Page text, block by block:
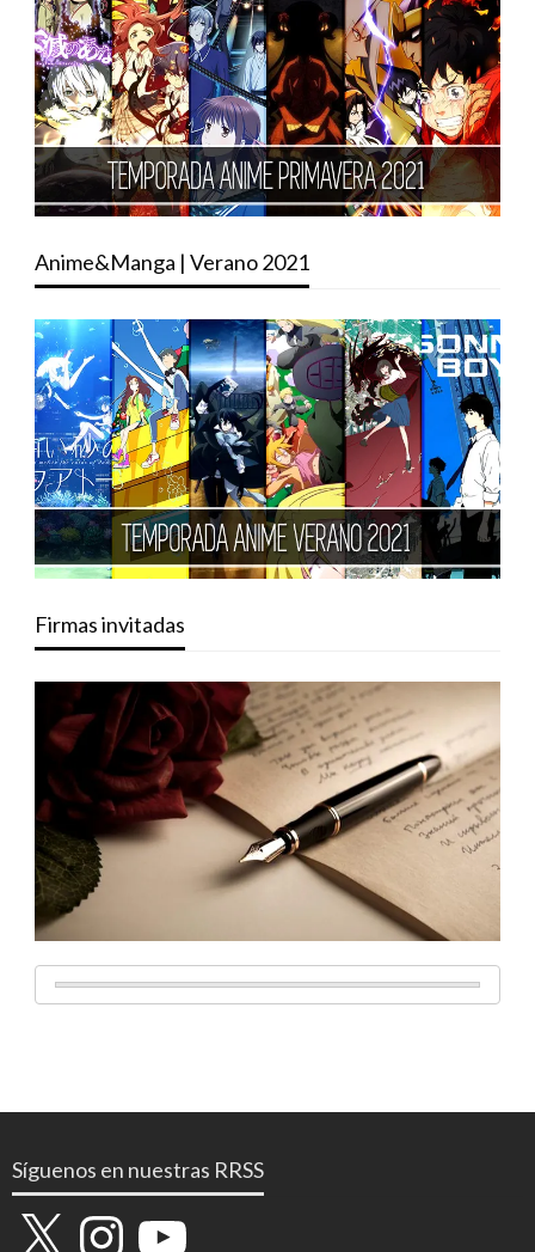
Anime&Manga | Verano 2021
Firmas invitadas
Síguenos en nuestras RRSS
X InstagramYouTube